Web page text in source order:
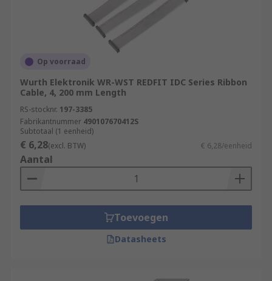
Op voorraad
Wurth Elektronik WR-WST REDFIT IDC Series Ribbon
Cable, 4, 200 mm Length
RS-stocknr. 197-3385
Fabrikantnummer 490107670412S
Subtotaal (1 eenheid)
€ 6,28(excl. BTW) € 6,28/eenheid
Aantal
Toevoegen
Datasheets